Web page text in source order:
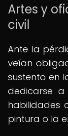
Artes y
civil
Ante la
veían
sustento en
dedicarse
habilidades
pintura o la